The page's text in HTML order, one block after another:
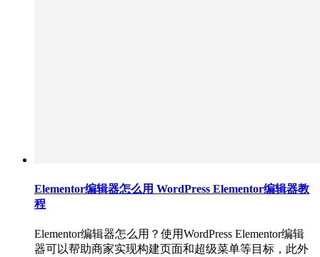
Elementor编辑器怎么用 WordPress Elementor编辑器教
程
Elementor编辑器怎么用？使用WordPress Elementor编辑
器可以帮助商家实现构建页面和超级菜单等目标，此外